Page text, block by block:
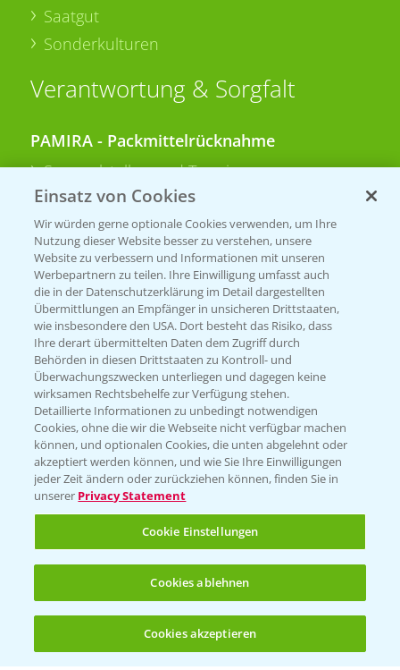
(noch 4)
Saatgut
Sonderkulturen
Verantwortung & Sorgfalt
PAMIRA - Packmittelrücknahme
Sammelstellen und Termine
PRE - Chemikalien sicher entsorgen
Sammelstellen und Termine
Kontakt & Notfall
Beratung auf WhatsApp
T.+49 (0)174 346 564 1
KONTAKT
Hilfe in Notfällen
T.+49 (0)214/30-20220
Folgen Sie uns
Einsatz von Cookies
Wir würden gerne optionale Cookies verwenden, um Ihre
Nutzung dieser Website besser zu verstehen, unsere
Website zu verbessern und Informationen mit unseren
Werbepartnern zu teilen. Ihre Einwilligung umfasst auch
die in der Datenschutzerklärung im Detail dargestellten
Übermittlungen an Empfänger in unsicheren Drittstaaten,
wie insbesondere den USA. Dort besteht das Risiko, dass
Ihre derart übermittelten Daten dem Zugriff durch
Behörden in diesen Drittstaaten zu Kontroll- und
Überwachungszwecken unterliegen und dagegen keine
wirksamen Rechtsbehelfe zur Verfügung stehen.
Detaillierte Informationen zu unbedingt notwendigen
Cookies, ohne die wir die Webseite nicht verfügbar machen
können, und optionalen Cookies, die unten abgelehnt oder
akzeptiert werden können, und wie Sie Ihre Einwilligungen
jeder Zeit ändern oder zurückziehen können, finden Sie in
unserer Privacy Statement
Cookie Einstellungen
Cookies ablehnen
Cookies akzeptieren